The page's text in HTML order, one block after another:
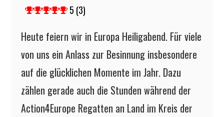
5 (3)
Heute feiern wir in Europa Heiligabend. Für viele
von uns ein Anlass zur Besinnung insbesondere
auf die glücklichen Momente im Jahr. Dazu
zählen gerade auch die Stunden während der
Action4Europe Regatten an Land im Kreis der